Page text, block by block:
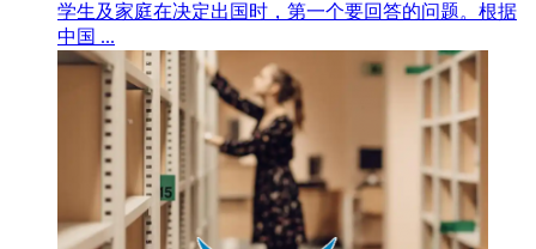
学生及家庭在决定出国时，第一个要回答的问题。根据
中国 ...